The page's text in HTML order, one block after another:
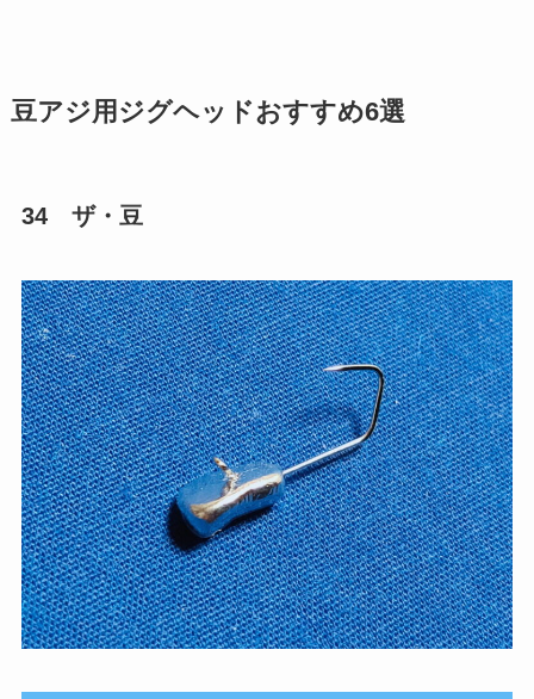
豆アジ用ジグヘッドおすすめ6選
34 ザ・豆